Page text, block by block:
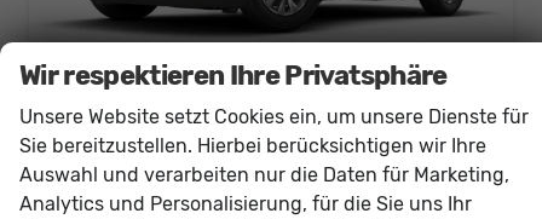
Skoda Karoq
Selection 150PS DSG AHK+Navi+ACC+Kamera+Kessy+Sitzheizung+GV5+Ambiente
unverbindliche Lieferzeit:15.01.2027 Neuwagen
Wir respektieren Ihre Privatsphäre
Unsere Website setzt Cookies ein, um unsere Dienste für
Sie bereitzustellen. Hierbei berücksichtigen wir Ihre
Auswahl und verarbeiten nur die Daten für Marketing,
Analytics und Personalisierung, für die Sie uns Ihr